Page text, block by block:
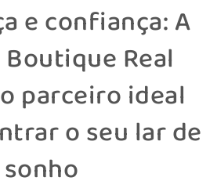
e confiança: A
Real
parceiro ideal
o seu lar de
sonho